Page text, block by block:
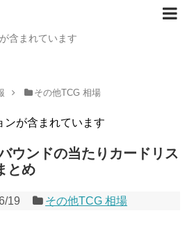
含まれています
その他TCG 相場
ンが含まれています
ウンドの当たりカードリス
とめ
19 その他TCG 相場